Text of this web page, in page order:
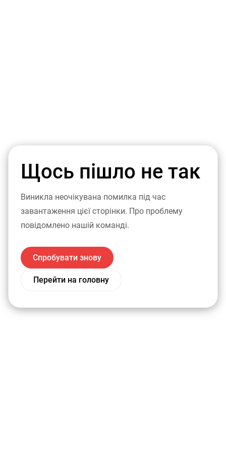
Щось пішло не так
Виникла неочікувана помилка під час
завантаження цієї сторінки. Про проблему
повідомлено нашій команді.
Спробувати знову
Перейти на головну